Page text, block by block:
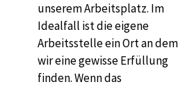
unserem Arbeitsplatz. Im
Idealfall ist die eigene
Arbeitsstelle ein Ort an dem
wir eine gewisse Erfüllung
finden. Wenn das